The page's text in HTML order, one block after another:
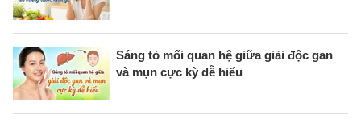
Sáng tỏ mối quan hệ giữa giải độc gan
và mụn cực kỳ dễ hiểu